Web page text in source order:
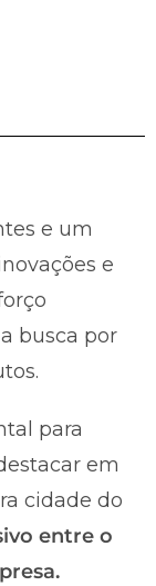
e um
e
busca por
para
em
cidade do
entre o